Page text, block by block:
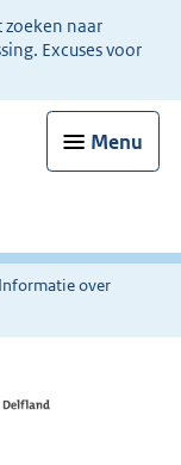
naar
Excuses voor
Menu
Informatie over